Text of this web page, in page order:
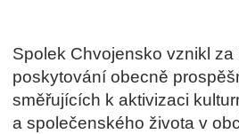
Spolek Chvojensko vznikl za
poskytování obecně
směřujících k aktivizaci
a společenského života v